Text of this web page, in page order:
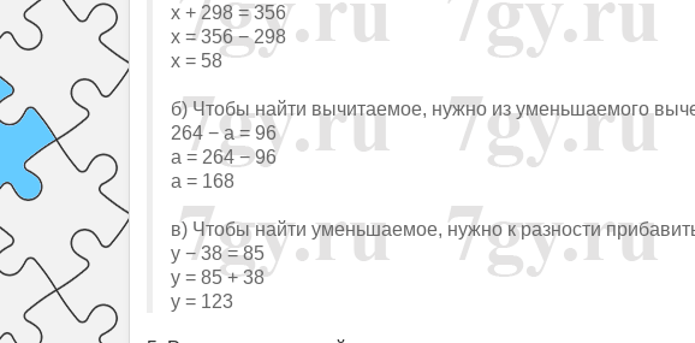
x + 298 = 356
x = 356 − 298
x = 58
б) Чтобы найти вычитаемое, нужно из уменьшаемого
264 − a = 96
a = 264 − 96
a = 168
в) Чтобы найти уменьшаемое, нужно к разности
y − 38 = 85
y = 85 + 38
y = 123